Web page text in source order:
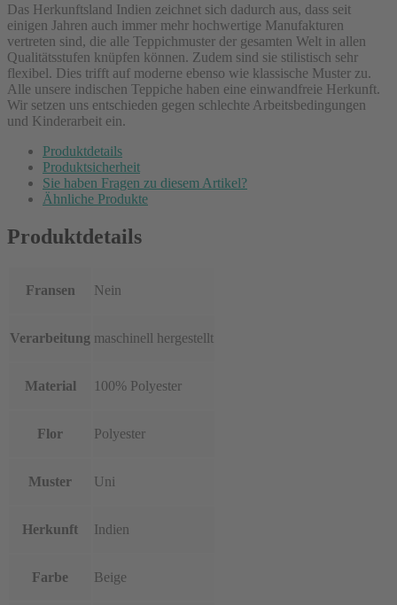
Das Herkunftsland Indien zeichnet sich dadurch aus, dass seit
einigen Jahren auch immer mehr hochwertige Manufakturen
vertreten sind, die alle Teppichmuster der gesamten Welt in allen
Qualitätsstufen knüpfen können. Zudem sind sie stilistisch sehr
flexibel. Dies trifft auf moderne ebenso wie klassische Muster zu.
Alle unsere indischen Teppiche haben eine einwandfreie Herkunft.
Wir setzen uns entschieden gegen schlechte Arbeitsbedingungen
und Kinderarbeit ein.
Produktdetails
Produktsicherheit
Sie haben Fragen zu diesem Artikel?
Ähnliche Produkte
Produktdetails
Fransen Nein
Verarbeitung maschinell hergestellt
Material 100% Polyester
Flor Polyester
Muster Uni
Herkunft Indien
Farbe Beige